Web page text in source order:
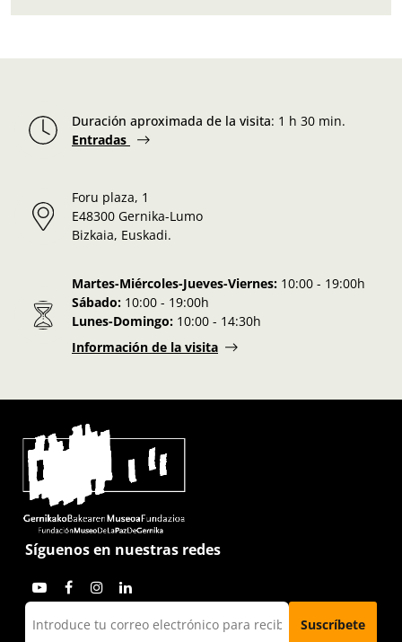
Duración aproximada de la visita: 1 h 30 min.
Entradas
Foru plaza, 1
E48300 Gernika-Lumo
Bizkaia, Euskadi.
Martes-Miércoles-Jueves-Viernes: 10:00 - 19:00h
Sábado: 10:00 - 19:00h
Lunes-Domingo: 10:00 - 14:30h
Información de la visita
Síguenos en nuestras redes